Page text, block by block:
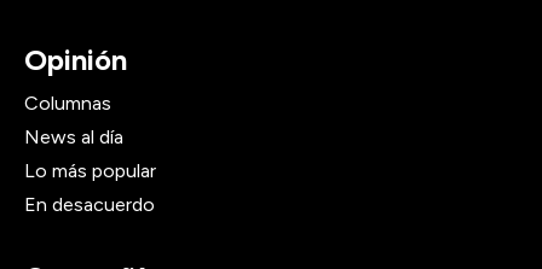
Opinión
Columnas
News al día
Lo más popular
En desacuerdo